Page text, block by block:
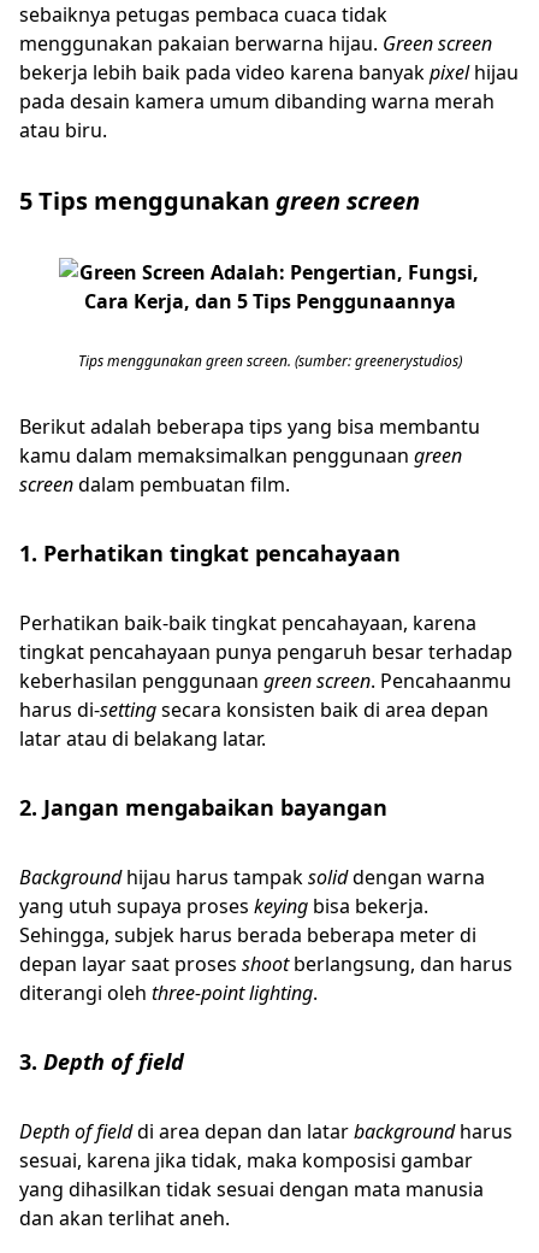
sebaiknya petugas pembaca cuaca tidak
menggunakan pakaian berwarna hijau. Green screen
bekerja lebih baik pada video karena banyakpixelhijau
pada desain kamera umum dibanding warna merah
atau biru.
5 Tips menggunakan green screen
Tips menggunakan green screen. (sumber: greenerystudios)
Berikut adalah beberapa tips yang bisa membantu
kamu dalam memaksimalkan penggunaan green
screendalam pembuatan film.
1. Perhatikan tingkat pencahayaan
Perhatikan baik-baik tingkat pencahayaan, karena
tingkat pencahayaan punya pengaruh besar terhadap
keberhasilan penggunaan green screen. Pencahaanmu
harus di-settingsecara konsisten baik di area depan
latar atau di belakang latar.
2. Jangan mengabaikan bayangan
Backgroundhijau harus tampaksoliddengan warna
yang utuh supaya proses keying bisa bekerja.
Sehingga, subjek harus berada beberapa meter di
depan layar saat proses shootberlangsung, dan harus
diterangi oleh three-point lighting.
3. Depth of field
Depth of fielddi area depan dan latarbackgroundharus
sesuai, karena jika tidak, maka komposisi gambar
yang dihasilkan tidak sesuai dengan mata manusia
dan akan terlihat aneh.